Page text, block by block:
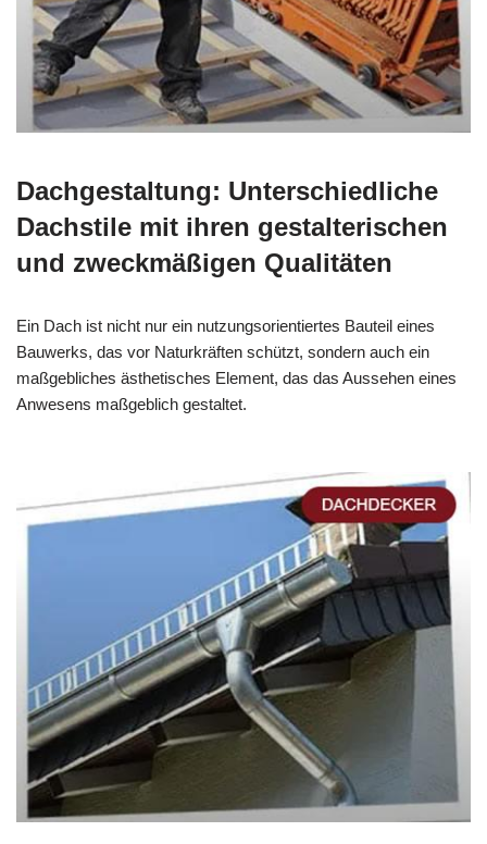
Dachgestaltung: Unterschiedliche
Dachstile mit ihren gestalterischen
und zweckmäßigen Qualitäten
Ein Dach ist nicht nur ein nutzungsorientiertes Bauteil eines
Bauwerks, das vor Naturkräften schützt, sondern auch ein
maßgebliches ästhetisches Element, das das Aussehen eines
Anwesens maßgeblich gestaltet.